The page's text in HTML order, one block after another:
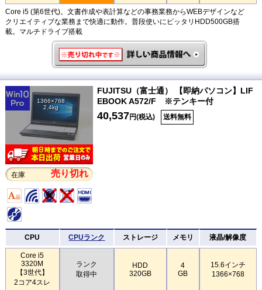
Core i5 (第6世代)。文書作成や表計算などの事務業務からWEBデザインなど
クリエイティブな業務まで快適に動作。普段使いにピッタリHDD500GB搭
載。マルチドライブ搭載
1366×768
2.4kg
在庫 売り切れ
FUJITSU（富士通） 【即納パソコン】LIF
EBOOK A572/F ※テンキー付
40,537円(税込) 送料無料
CPU CPUランク ストレージ メモリ 液晶/解像度
Core i5
3320M
【3世代】
2コア4スレ
ランク
取得中
HDD
320GB
4
GB
15.6インチ
1366×768